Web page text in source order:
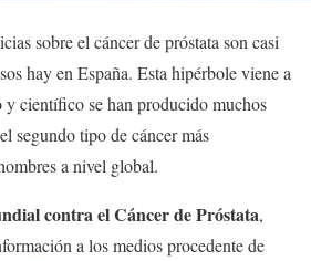
sobre el cáncer de próstata son casi
hay en España. Esta hipérbole viene a
científico se han producido muchos
segundo tipo de cáncer más
a nivel global.
contra el Cáncer de Próstata,
a los medios procedente de